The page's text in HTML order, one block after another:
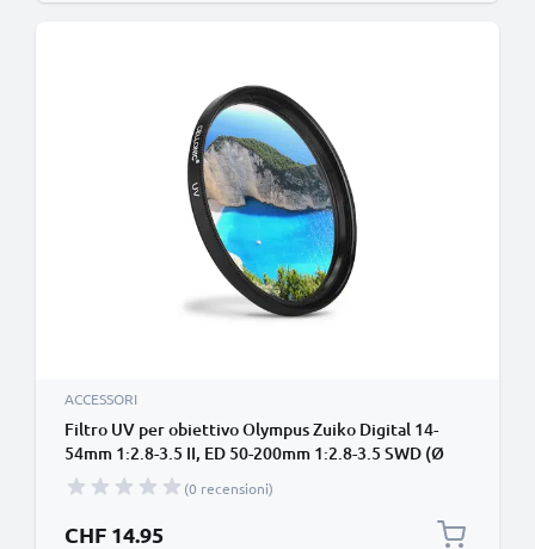
ACCESSORI
Filtro UV per obiettivo Olympus Zuiko Digital 14-
54mm 1:2.8-3.5 II, ED 50-200mm 1:2.8-3.5 SWD (Ø
67mm) contro raggi ultravioletti per filettatura
avente diametro Ø 67mm Vetro, protezione delle
lente fotocamera
(0 recensioni)
CHF 14.95